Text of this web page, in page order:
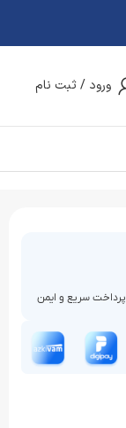
ورود / ثبت نام
پرداخت سریع و ایمن